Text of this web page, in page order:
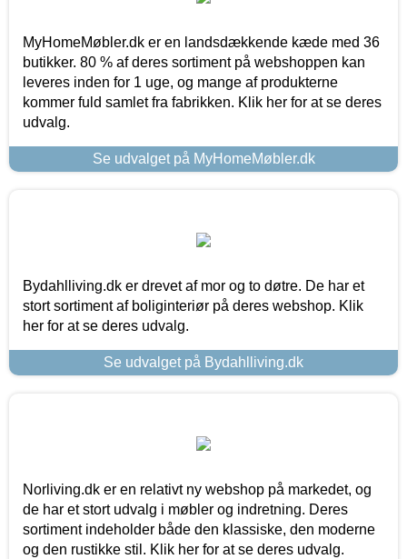
MyHomeMøbler.dk er en landsdækkende kæde med 36
butikker. 80 % af deres sortiment på webshoppen kan
leveres inden for 1 uge, og mange af produkterne
kommer fuld samlet fra fabrikken. Klik her for at se deres
udvalg.
Se udvalget på MyHomeMøbler.dk
Bydahlliving.dk er drevet af mor og to døtre. De har et
stort sortiment af boliginteriør på deres webshop. Klik
her for at se deres udvalg.
Se udvalget på Bydahlliving.dk
Norliving.dk er en relativt ny webshop på markedet, og
de har et stort udvalg i møbler og indretning. Deres
sortiment indeholder både den klassiske, den moderne
og den rustikke stil. Klik her for at se deres udvalg.